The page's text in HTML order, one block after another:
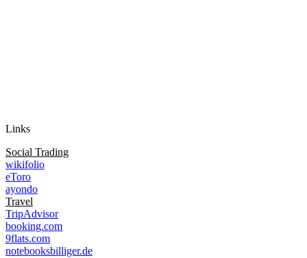
Links
Social Trading
wikifolio
eToro
ayondo
Travel
TripAdvisor
booking.com
9flats.com
notebooksbilliger.de